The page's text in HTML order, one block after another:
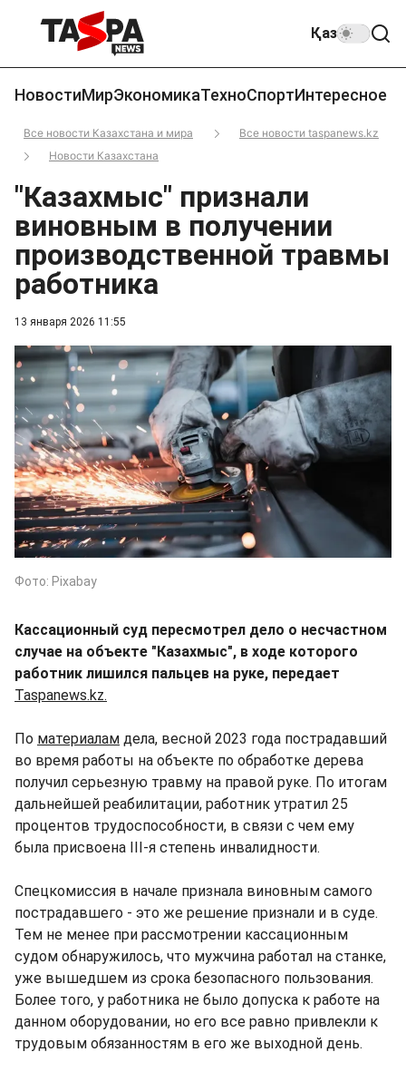
Қаз
НовостиМирЭкономикаТехноСпортИнтересное
Все новости Казахстана и мира
Все новости taspanews.kz
Новости Казахстана
13 января 2026 11:55
"Казахмыс" признали
виновным в получении
производственной травмы
работника
Фото: Pixabay
Кассационный суд пересмотрел дело о несчастном
случае на объекте "Казахмыс", в ходе которого
работник лишился пальцев на руке, передает
Taspanews.kz.
По материалам дела, весной 2023 года пострадавший
во время работы на объекте по обработке дерева
получил серьезную травму на правой руке. По итогам
дальнейшей реабилитации, работник утратил 25
процентов трудоспособности, в связи с чем ему
была присвоена III-я степень инвалидности.
Спецкомиссия в начале признала виновным самого
пострадавшего - это же решение признали и в суде.
Тем не менее при рассмотрении кассационным
судом обнаружилось, что мужчина работал на станке,
уже вышедшем из срока безопасного пользования.
Более того, у работника не было допуска к работе на
данном оборудовании, но его все равно привлекли к
трудовым обязанностям в его же выходной день.